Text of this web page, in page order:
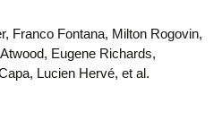
Franco Fontana, Milton Rogovin,
Eugene Richards,
Lucien Hervé, et al.